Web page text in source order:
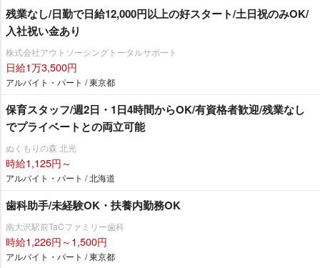
残業なし/日勤で日給12,000円以上の好スタート/土日祝のみOK/
入社祝い金あり
株式会社アウトソーシングトータルサポート
日給1万3,500円
アルバイト・パート / 東京都
保育スタッフ/週2日・1日4時間からOK/有資格者歓迎/残業なし
でプライベートとの両立可能
ぬくもりの森 北光
時給1,125円～
アルバイト・パート / 北海道
歯科助手/未経験OK・扶養内勤務OK
南大沢駅前TaCファミリー歯科
時給1,226円～1,500円
アルバイト・パート / 東京都